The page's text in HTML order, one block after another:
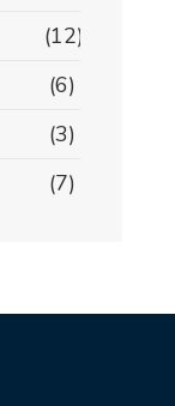
(12)
(6)
(3)
(7)